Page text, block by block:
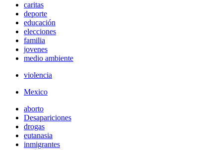
caritas
deporte
educación
elecciones
familia
jovenes
medio ambiente
violencia
Mexico
aborto
Desapariciones
drogas
eutanasia
inmigrantes